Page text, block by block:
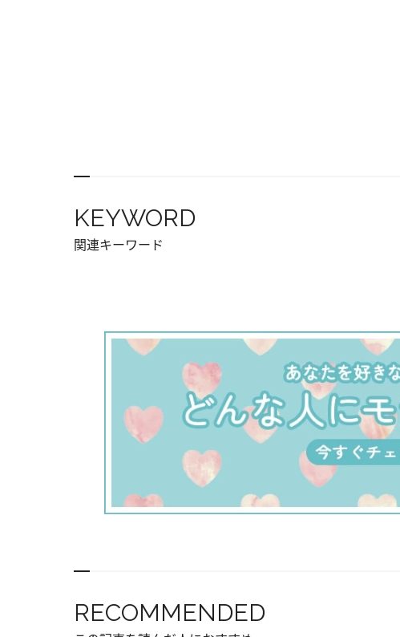
KEYWORD
関連キーワード
RECOMMENDED